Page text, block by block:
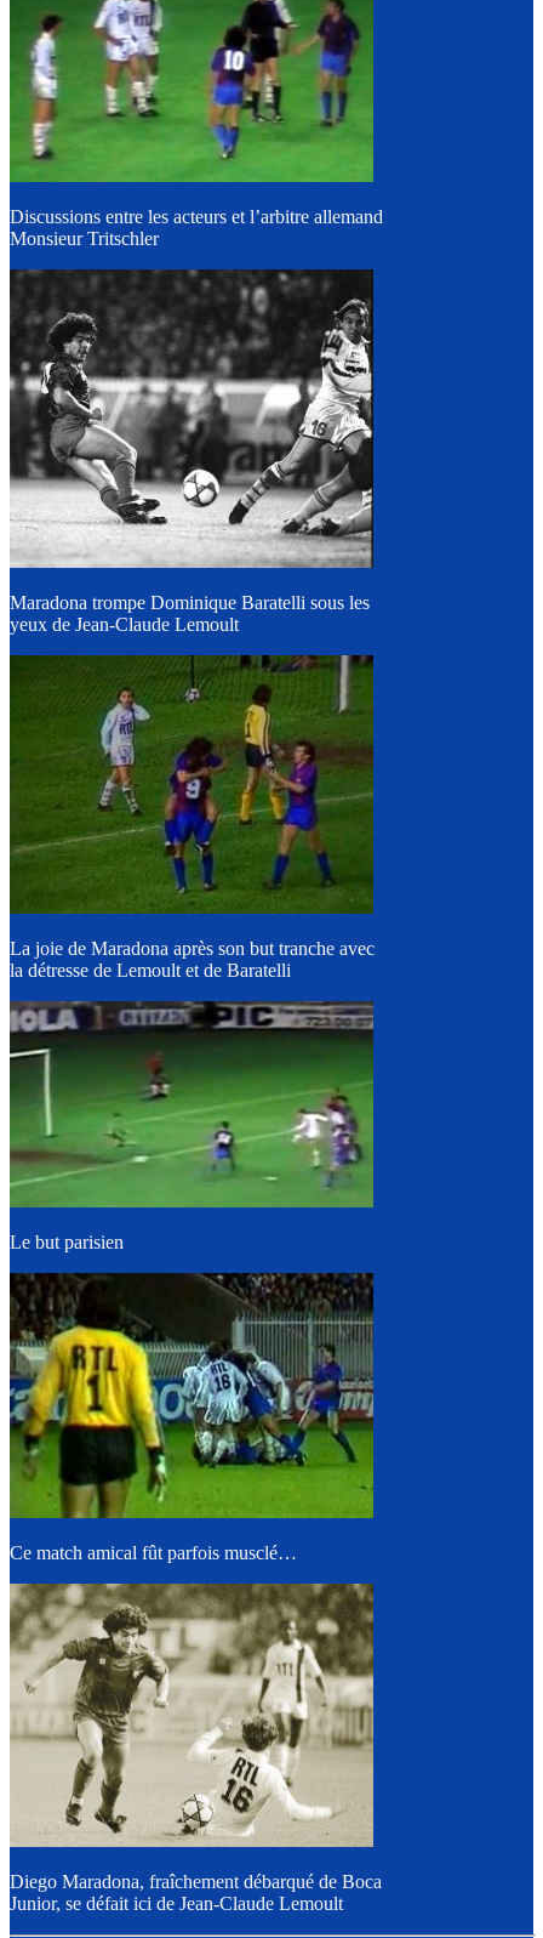
Discussions entre les acteurs et l’arbitre allemand
Monsieur Tritschler
Maradona trompe Dominique Baratelli sous les
yeux de Jean-Claude Lemoult
La joie de Maradona après son but tranche avec
la détresse de Lemoult et de Baratelli
Le but parisien
Ce match amical fût parfois musclé…
Diego Maradona, fraîchement débarqué de Boca
Junior, se défait ici de Jean-Claude Lemoult